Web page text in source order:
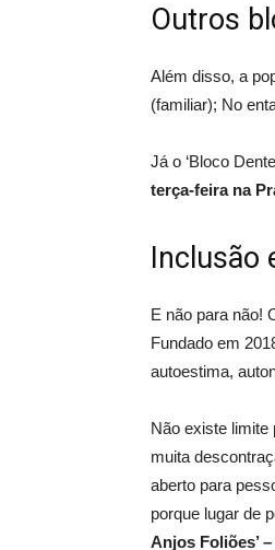
Outros
Além disso, a
(familiar); No
Já o ‘Bloco
terça-feira na
Inclusão
E não para não!
Fundado em
autoestima,
Não existe limite
muita
aberto para
porque lugar de
Anjos Foliões’ –